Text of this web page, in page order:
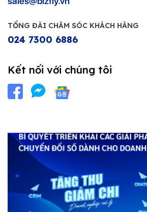
TỔNG ĐÀI CHĂM SÓC KHÁCH HÀNG
024 7300 6886
Kết nối với chúng tôi